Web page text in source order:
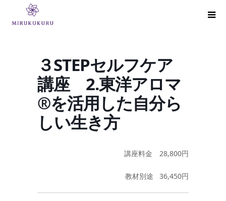
３STEPセルフケア
講座 2.東洋アロマ
®を活用した自分ら
しい生き方
講座料金 28,800円
教材別途 36,450円